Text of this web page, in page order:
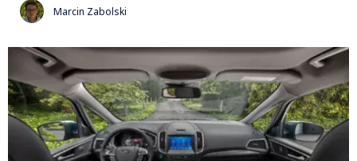
Marcin Zabolski